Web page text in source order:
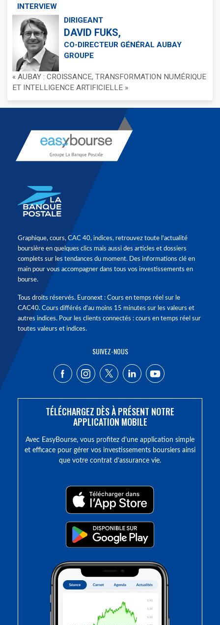
INTERVIEW
DIRIGEANT
DAVID FUKS,
CO-DIRECTEUR GÉNÉRAL AUBAY
GROUPE
« AUBAY : CROISSANCE, TRANSFORMATION NUMÉRIQUE
ET INTELLIGENCE ARTIFICIELLE »
Graphique, cours, CAC 40, indices, retrouvez toute l'actualité
boursière en quelques clics mais aussi des articles et dossiers
complets sur les tendances du moment. Des informations clé en
main pour vous accompagner dans tous vos investissements en
bourse.
Tous droits réservés. Euronext : Cours en temps réel sur le
CAC40. Cours différés d'au moins 15 minutes sur les valeurs et
autres indices. Pour les clients connectés : cours en temps réel sur
toutes valeurs et indices.
SUIVEZ-NOUS
TÉLÉCHARGEZ DÈS À PRÉSENT NOTRE
APPLICATION MOBILE
Avec EasyBourse, vous profitez d’une application simple
et efficace pour gérer vos investissements boursiers ainsi
que votre contrat d’assurance vie.